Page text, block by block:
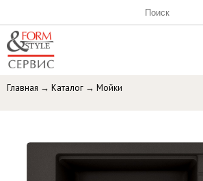
Главная → Каталог → Мойки